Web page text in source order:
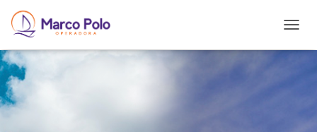
O